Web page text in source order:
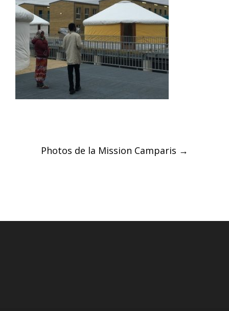
PostPhotos de la Mission Camparis →